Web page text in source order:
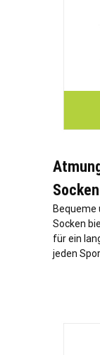
Socken
Socken
für ein
jeden